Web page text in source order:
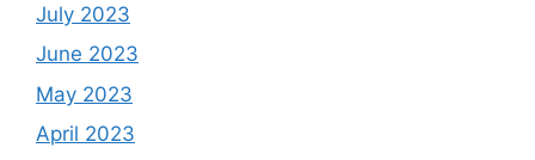
July 2023
June 2023
May 2023
April 2023